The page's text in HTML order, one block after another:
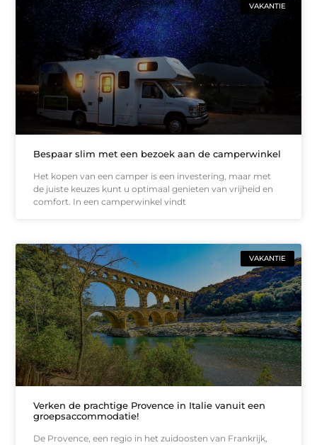
VAKANTIE
Bespaar slim met een bezoek aan de camperwinkel
Het kopen van een camper is een investering, maar met
de juiste keuzes kunt u optimaal genieten van vrijheid en
comfort. In een camperwinkel vindt
VAKANTIE
Verken de prachtige Provence in Italie vanuit een
groepsaccommodatie!
De Provence, een regio in het zuidoosten van Frankrijk,